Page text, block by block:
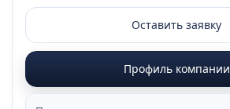
Оставить заявку
Профиль компании